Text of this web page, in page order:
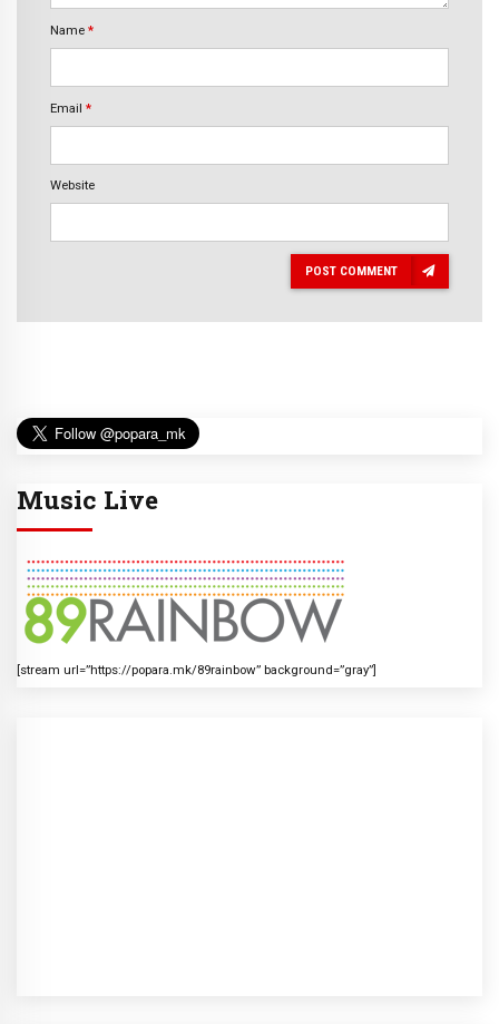
Name *
Email *
Website
POST COMMENT
Music Live
[stream url=”https://popara.mk/89rainbow” background=”gray”]